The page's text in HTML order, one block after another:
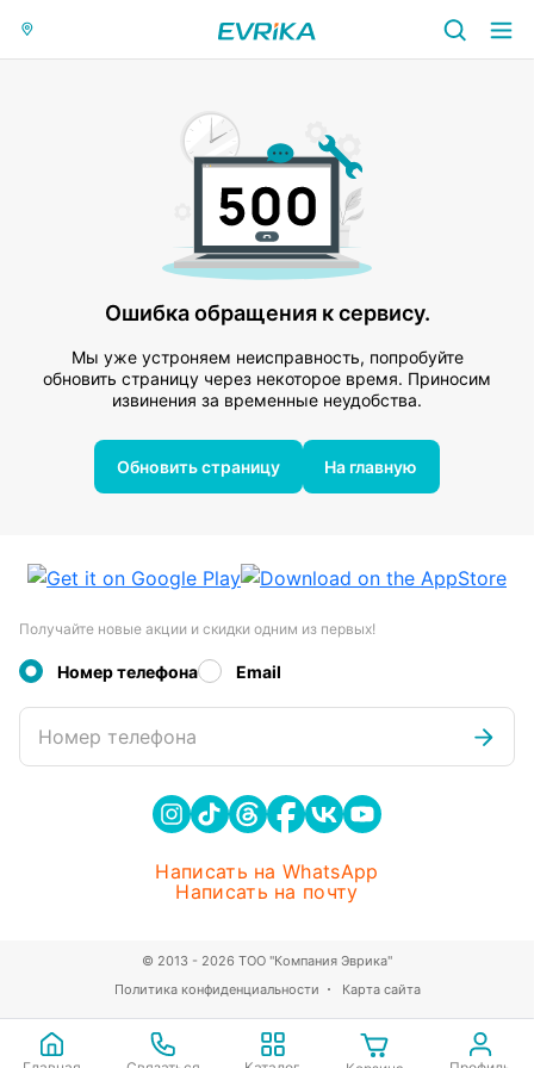
Ошибка обращения к сервису.
Мы уже устроняем неисправность, попробуйте
обновить страницу через некоторое время. Приносим
извинения за временные неудобства.
Обновить страницу На главную
Получайте новые акции и скидки одним из первых!
Номер телефона Email
Номер телефона
Написать на WhatsApp
Написать на почту
Политика конфиденциальности Карта сайта
© 2013 - 2026 ТОО "Компания Эврика"